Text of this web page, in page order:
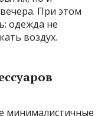
При этом
одежда не
воздух.
минималистичные